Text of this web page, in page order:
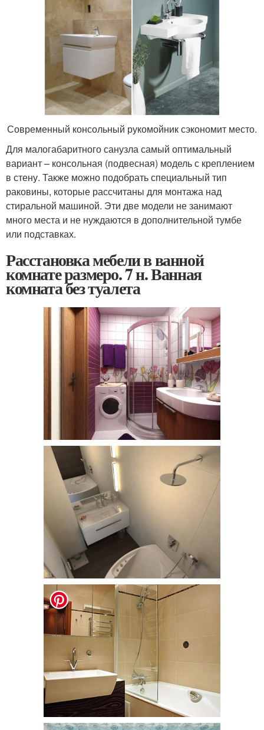
Современный консольный рукомойник сэкономит место.
Для малогабаритного санузла самый оптимальный
вариант – консольная (подвесная) модель с креплением
в стену. Также можно подобрать специальный тип
раковины, которые рассчитаны для монтажа над
стиральной машиной. Эти две модели не занимают
много места и не нуждаются в дополнительной тумбе
или подставках.
Расстановка мебели в ванной
комнате размеро. 7 н. Ванная
комната без туалета